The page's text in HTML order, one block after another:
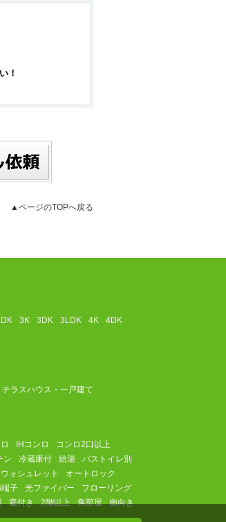
！
▲ページのTOPへ戻る
3K 3DK 3LDK 4K
4DK
テラスハウス・一戸建て
IHコンロ
コンロ2口以上
ン 冷蔵庫付 給湯
バストイレ別
ウォシュレット
オートロック
端子 光ファイバー
フローリング
庭付き 2階以上 角部屋
南向き